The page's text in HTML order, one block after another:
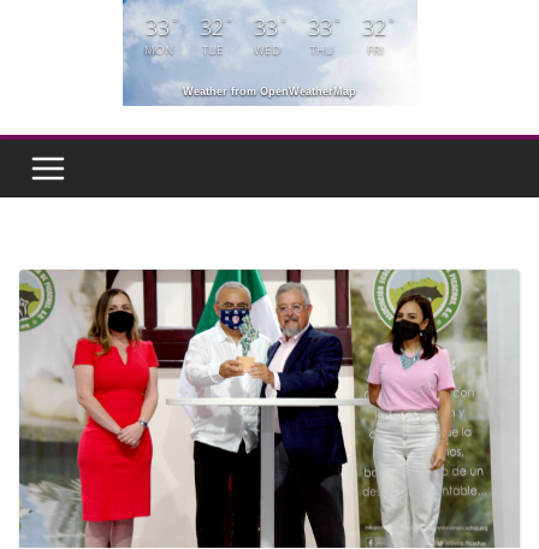
33°
MON
32 °
TUE
33°
WED
33°
THU
32°
FRI
Weather from OpenWeatherMap